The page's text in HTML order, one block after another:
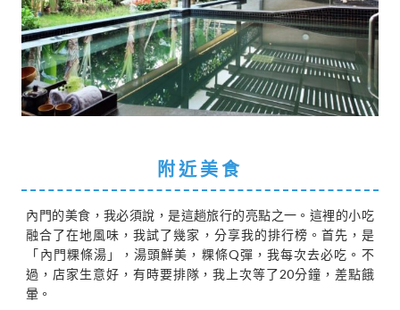
附近美食
內門的美食，我必須說，是這趟旅行的亮點之一。這裡的小吃
融合了在地風味，我試了幾家，分享我的排行榜。首先，是
「內門粿條湯」，湯頭鮮美，粿條Q彈，我每次去必吃。不
過，店家生意好，有時要排隊，我上次等了20分鐘，差點餓
暈。